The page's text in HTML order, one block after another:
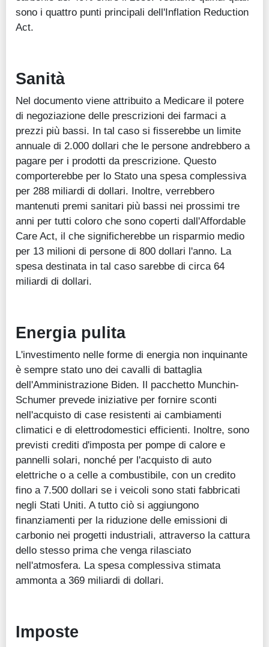
sono i quattro punti principali dell'Inflation Reduction
Act.
Sanità
Nel documento viene attribuito a Medicare il potere
di negoziazione delle prescrizioni dei farmaci a
prezzi più bassi. In tal caso si fisserebbe un limite
annuale di 2.000 dollari che le persone andrebbero a
pagare per i prodotti da prescrizione. Questo
comporterebbe per lo Stato una spesa complessiva
per 288 miliardi di dollari. Inoltre, verrebbero
mantenuti premi sanitari più bassi nei prossimi tre
anni per tutti coloro che sono coperti dall'Affordable
Care Act, il che significherebbe un risparmio medio
per 13 milioni di persone di 800 dollari l'anno. La
spesa destinata in tal caso sarebbe di circa 64
miliardi di dollari.
Energia pulita
L'investimento nelle forme di energia non inquinante
è sempre stato uno dei cavalli di battaglia
dell'Amministrazione Biden. Il pacchetto Munchin-
Schumer prevede iniziative per fornire sconti
nell'acquisto di case resistenti ai cambiamenti
climatici e di elettrodomestici efficienti. Inoltre, sono
previsti crediti d'imposta per pompe di calore e
pannelli solari, nonché per l'acquisto di auto
elettriche o a celle a combustibile, con un credito
fino a 7.500 dollari se i veicoli sono stati fabbricati
negli Stati Uniti. A tutto ciò si aggiungono
finanziamenti per la riduzione delle emissioni di
carbonio nei progetti industriali, attraverso la cattura
dello stesso prima che venga rilasciato
nell'atmosfera. La spesa complessiva stimata
ammonta a 369 miliardi di dollari.
Imposte